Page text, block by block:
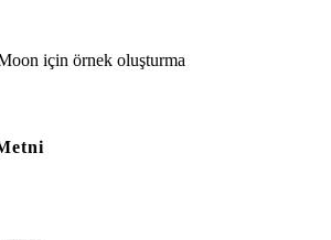
için örnek oluşturma